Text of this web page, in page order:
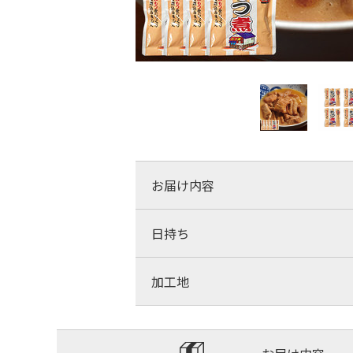
お届け内容
日持ち
加工地